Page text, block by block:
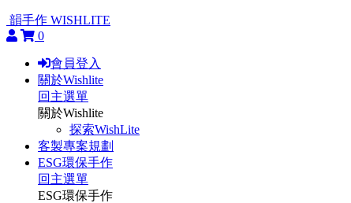
韻手作 WISHLITE
0
會員登入
關於Wishlite
回主選單
關於Wishlite
探索WishLite
客製專案規劃
ESG環保手作
回主選單
ESG環保手作